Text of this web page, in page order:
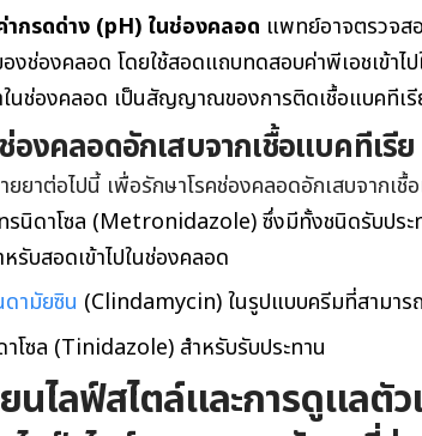
ากรดด่าง (pH) ในช่องคลอด แพทย์อาจตรวจส
งช่องคลอด โดยใช้สอดแถบทดสอบค่าพีเอชเข้า
ในช่องคลอด เป็นสัญญาณของการติดเชื้อแบคทีเ
ช่องคลอดอักเสบจากเชื้อแบคทีเรีย
ยาต่อไปนี้ เพื่อรักษาโรคช่องคลอดอักเสบจากเชื้
รนิดาโซล (Metronidazole) ซึ่งมีทั้งชนิดรับประ
รับสอดเข้าไปในช่องคลอด
ามัยซิน (Clindamycin) ในรูปแบบครีมที่สามาร
โซล (Tinidazole) สำหรับรับประทาน
นไลฟ์สไตล์และการดูแลตัว